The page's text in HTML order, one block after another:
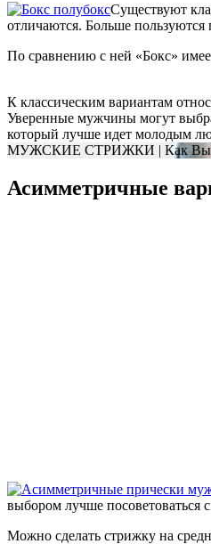
Существуют
отличаются. Больше
По сравнению с ней «Бокс»
К классическим вариантам
Уверенные мужчины могут
который лучше идет молодым
МУЖСКИЕ СТРИЖКИ | Как
Асимметричные
выбором лучше посоветоваться
Можно сделать стрижку на